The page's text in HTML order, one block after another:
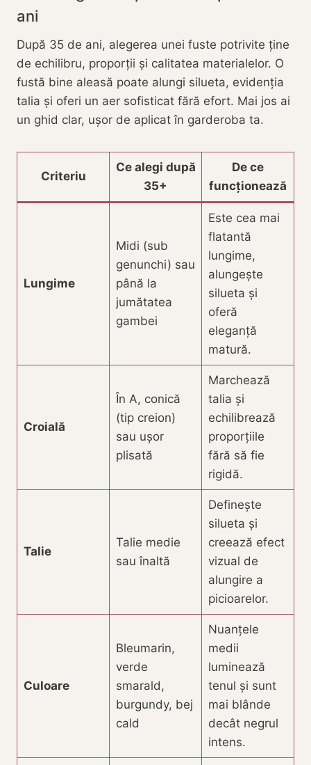
ani
După 35 de ani, alegerea unei fuste potrivite ține
de echilibru, proporții și calitatea materialelor. O
fustă bine aleasă poate alungi silueta, evidenția
talia și oferi un aer sofisticat fără efort. Mai jos ai
un ghid clar, ușor de aplicat în garderoba ta.
Criteriu
Ce alegi după
35+
De ce
funcționează
Lungime
Midi (sub
genunchi) sau
până la
jumătatea
gambei
Este cea mai
flatantă
lungime,
alungește
silueta și
oferă
eleganță
matură.
Croială
În A, conică
(tip creion)
sau ușor
plisată
Marchează
talia și
echilibrează
proporțiile
fără să fie
rigidă.
Talie
Talie medie
sau înaltă
Definește
silueta și
creează efect
vizual de
alungire a
picioarelor.
Culoare
Bleumarin,
verde
smarald,
burgundy, bej
cald
Nuanțele
medii
luminează
tenul și sunt
mai blânde
decât negrul
intens.